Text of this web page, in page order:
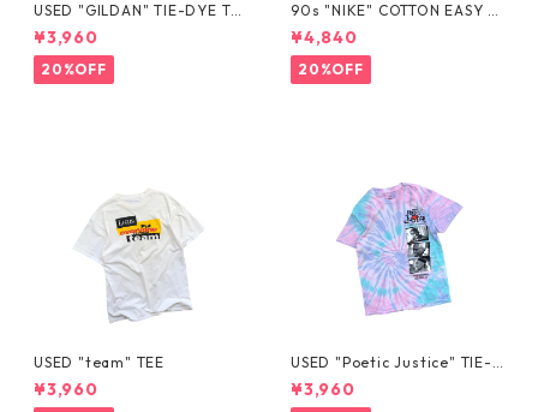
USED "GILDAN" TIE-DYE TE
E
¥3,960
20%OFF
90s "NIKE" COTTON EASY S
HORTS
¥4,840
20%OFF
USED "team" TEE
¥3,960
USED "Poetic Justice" TIE-D
YE TEE
¥3,960